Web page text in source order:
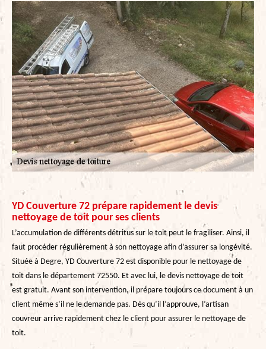
YD Couverture 72 prépare rapidement le devis
nettoyage de toit pour ses clients
L’accumulation de différents détritus sur le toit peut le fragiliser. Ainsi, il
faut procéder régulièrement à son nettoyage afin d’assurer sa longévité.
Située à Degre, YD Couverture 72 est disponible pour le nettoyage de
toit dans le département 72550. Et avec lui, le devis nettoyage de toit
est gratuit. Avant son intervention, il prépare toujours ce document à un
client même s’il ne le demande pas. Dès qu’il l’approuve, l’artisan
couvreur arrive rapidement chez le client pour assurer le nettoyage de
toit.